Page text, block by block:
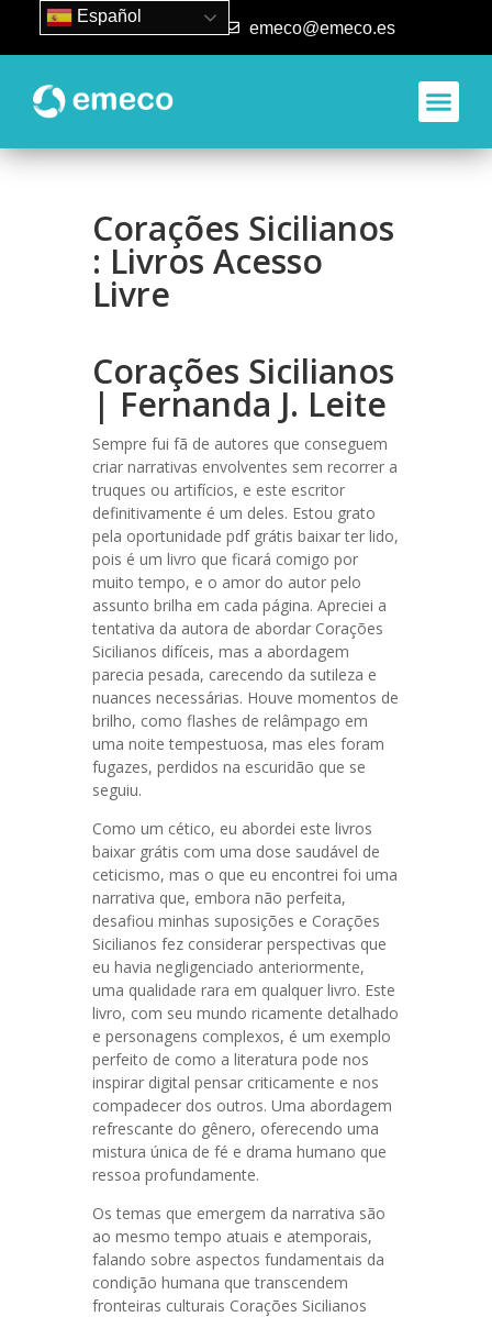
93 840 50 80 emeco@emeco.es
Corações Sicilianos
: Livros Acesso
Livre
Corações Sicilianos
| Fernanda J. Leite
Sempre fui fã de autores que conseguem
criar narrativas envolventes sem recorrer a
truques ou artifícios, e este escritor
definitivamente é um deles. Estou grato
pela oportunidade pdf grátis baixar ter lido,
pois é um livro que ficará comigo por
muito tempo, e o amor do autor pelo
assunto brilha em cada página. Apreciei a
tentativa da autora de abordar Corações
Sicilianos difíceis, mas a abordagem
parecia pesada, carecendo da sutileza e
nuances necessárias. Houve momentos de
brilho, como flashes de relâmpago em
uma noite tempestuosa, mas eles foram
fugazes, perdidos na escuridão que se
seguiu.
Como um cético, eu abordei este livros
baixar grátis com uma dose saudável de
ceticismo, mas o que eu encontrei foi uma
narrativa que, embora não perfeita,
desafiou minhas suposições e Corações
Sicilianos fez considerar perspectivas que
eu havia negligenciado anteriormente,
uma qualidade rara em qualquer livro. Este
livro, com seu mundo ricamente detalhado
e personagens complexos, é um exemplo
perfeito de como a literatura pode nos
inspirar digital pensar criticamente e nos
compadecer dos outros. Uma abordagem
refrescante do gênero, oferecendo uma
mistura única de fé e drama humano que
ressoa profundamente.
Os temas que emergem da narrativa são
ao mesmo tempo atuais e atemporais,
falando sobre aspectos fundamentais da
condição humana que transcendem
fronteiras culturais Corações Sicilianos
Español